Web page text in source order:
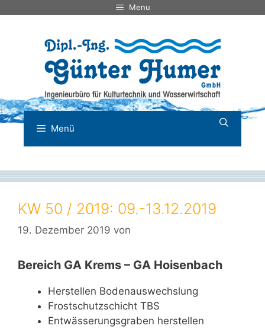
Menu
Menü
KW 50 / 2019: 09.-13.12.2019
19. Dezember 2019 von
Bereich GA Krems – GA Hoisenbach
Herstellen Bodenauswechslung
Frostschutzschicht TBS
Entwässerungsgraben herstellen